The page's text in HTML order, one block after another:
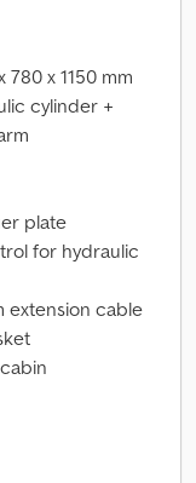
780 x 1150 mm
cylinder +
plate
for hydraulic
extension cable